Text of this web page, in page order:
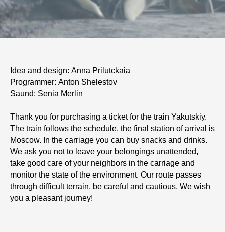
Idea and design: Anna Prilutckaia
Programmer: Anton Shelestov
Saund: Senia Merlin
Thank you for purchasing a ticket for the train Yakutskiy.
The train follows the schedule, the final station of arrival is
Moscow. In the carriage you can buy snacks and drinks.
We ask you not to leave your belongings unattended,
take good care of your neighbors in the carriage and
monitor the state of the environment. Our route passes
through difficult terrain, be careful and cautious. We wish
you a pleasant journey!